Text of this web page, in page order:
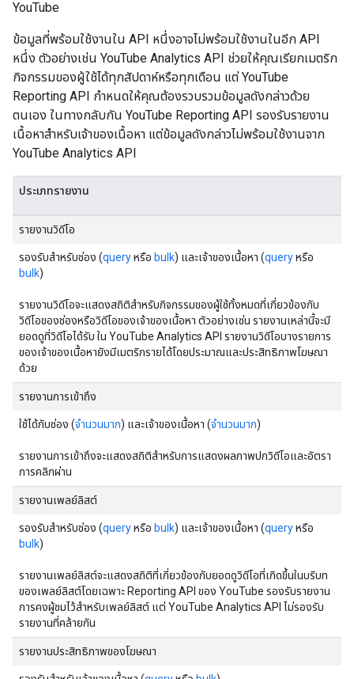
YouTube
ข้อมูลที่พร้อมใช้งานใน API หนึ่งอาจไม่พร้อมใช้งานในอีก API
หนึ่ง ตัวอย่างเช่น YouTube Analytics API ช่วยให้คุณเรียกเมตริก
กิจกรรมของผู้ใช้ได้ทุกสัปดาห์หรือทุกเดือน แต่ YouTube
Reporting API กำหนดให้คุณต้องรวบรวมข้อมูลดังกล่าวด้วย
ตนเอง ในทางกลับกัน YouTube Reporting API รองรับรายงาน
เนื้อหาสำหรับเจ้าของเนื้อหา แต่ข้อมูลดังกล่าวไม่พร้อมใช้งานจาก
YouTube Analytics API
ประเภทรายงาน
รายงานวิดีโอ
รองรับสำหรับช่อง (queryหรือ bulk) และเจ้าของเนื้อหา (queryหรือ
bulk)
รายงานวิดีโอจะแสดงสถิติสำหรับกิจกรรมของผู้ใช้ทั้งหมดที่เกี่ยวข้องกับ
วิดีโอของช่องหรือวิดีโอของเจ้าของเนื้อหา ตัวอย่างเช่น รายงานเหล่านี้จะมี
ยอดดูที่วิดีโอได้รับ ใน YouTube Analytics API รายงานวิดีโอบางรายการ
ของเจ้าของเนื้อหายังมีเมตริกรายได้โดยประมาณและประสิทธิภาพโฆษณา
ด้วย
รายงานการเข้าถึง
ใช้ได้กับช่อง (จำนวนมาก) และเจ้าของเนื้อหา (จำนวนมาก)
รายงานการเข้าถึงจะแสดงสถิติสำหรับการแสดงผลภาพปกวิดีโอและอัตรา
การคลิกผ่าน
รายงานเพลย์ลิสต์
รองรับสำหรับช่อง (queryหรือ bulk) และเจ้าของเนื้อหา (queryหรือ
bulk)
รายงานเพลย์ลิสต์จะแสดงสถิติที่เกี่ยวข้องกับยอดดูวิดีโอที่เกิดขึ้นในบริบท
ของเพลย์ลิสต์โดยเฉพาะ Reporting API ของ YouTube รองรับรายงาน
การคงผู้ชมไว้สำหรับเพลย์ลิสต์ แต่ YouTube Analytics API ไม่รองรับ
รายงานที่คล้ายกัน
รายงานประสิทธิภาพของโฆษณา